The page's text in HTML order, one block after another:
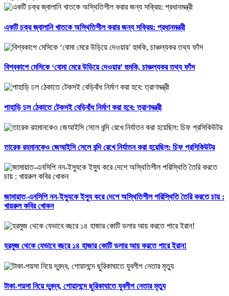
একটি চক্র জ্বালানি খাতকে অস্থিতিশীল করার জন্য সক্রিয়: প্রধানমন্ত্রী
বিশ্বকাপে মেসিকে ‘বোমা মেরে উড়িয়ে দেওয়ার’ হুমকি, চাঞ্চল্যকর তথ্য ফাঁস
পাহাড়ি ঢল ঠেকাতে টেকসই বেড়িবাঁধ নির্মাণ করা হবে: ত্রাণমন্ত্রী
তারেক রহমানকেও জেআইসি সেলে বন্দি রেখে নির্যাতন করা হয়েছিল: চিফ প্রসিকিউটর
জামায়াত-এনসিপি নন-ইস্যুকে ইস্যু করে দেশে অস্থিতিশীল পরিস্থিতি তৈরি করতে চায় :
খায়রুল কবির খোকন
হরমুজ থেকে যেভাবে বছরে ১৪ হাজার কোটি ডলার আয় করতে পারে ইরান!
টাকা-পয়সা নিয়ে দ্বন্দ্ব, গোয়ালন্দে ছুরিকাঘাতে যুবলীগ নেতার মৃত্যু